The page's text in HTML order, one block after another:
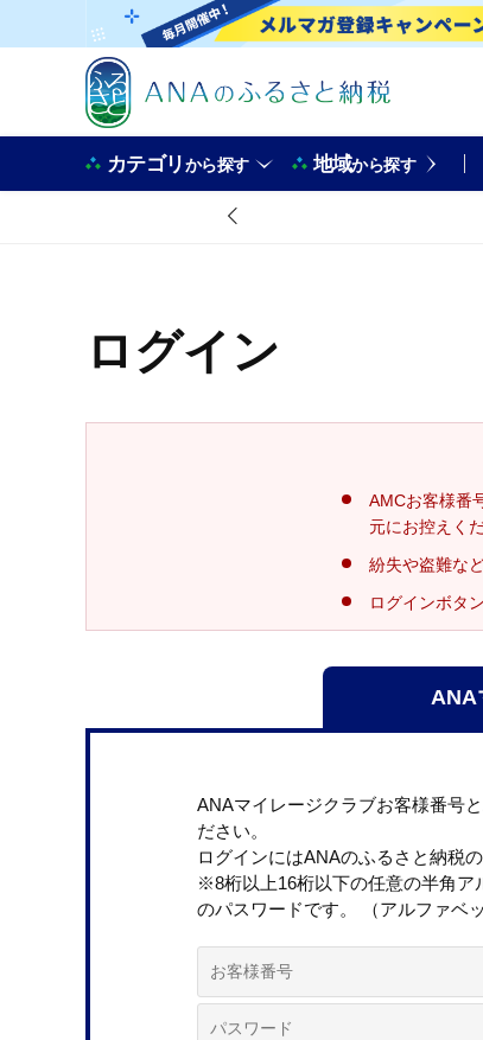
カテゴリから探す 地域から探す
ログイン
AMCお客様番
元にお控えくだ
紛失や盗難な
ログインボタ
ANA
ANAマイレージクラブお客様番号
ださい。
ログインにはANAのふるさと納税
※8桁以上16桁以下の任意の半角ア
のパスワードです。 （アルファベ